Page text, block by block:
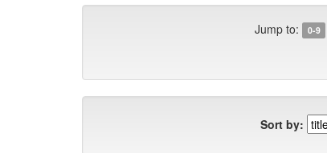
Jump to: 0-9
Sort by: